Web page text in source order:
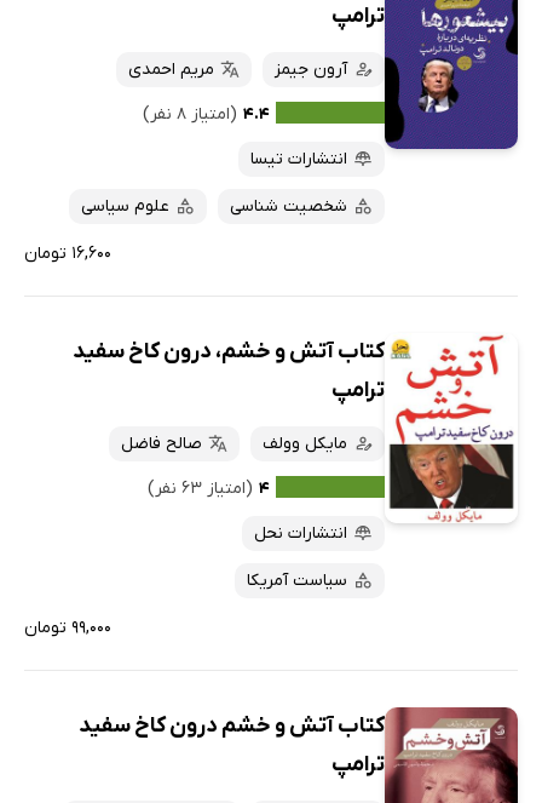
ترامپ
آرون جیمز
مریم احمدی
۴.۴ (امتیاز ۸ نفر)
انتشارات تیسا
شخصیت شناسی علوم سیاسی
۱۶,۶۰۰ تومان
کتاب آتش و خشم، درون کاخ سفید
ترامپ
مایکل وولف
صالح فاضل
۴ (امتیاز ۶۳ نفر)
انتشارات نحل
سیاست آمریکا
۹۹,۰۰۰ تومان
کتاب آتش و خشم درون کاخ سفید
ترامپ